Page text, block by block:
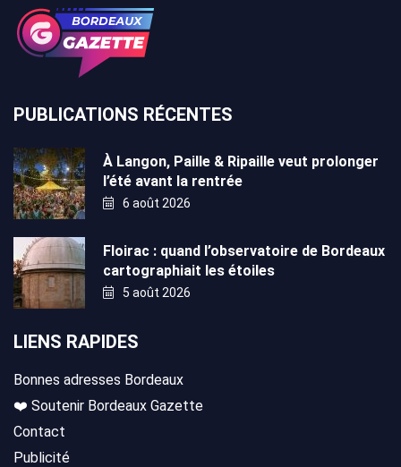
PUBLICATIONS RÉCENTES
À Langon, Paille & Ripaille veut prolonger
l’été avant la rentrée
6 août 2026
Floirac : quand l’observatoire de Bordeaux
cartographiait les étoiles
5 août 2026
LIENS RAPIDES
Bonnes adresses Bordeaux
❤️ Soutenir Bordeaux Gazette
Contact
Publicité